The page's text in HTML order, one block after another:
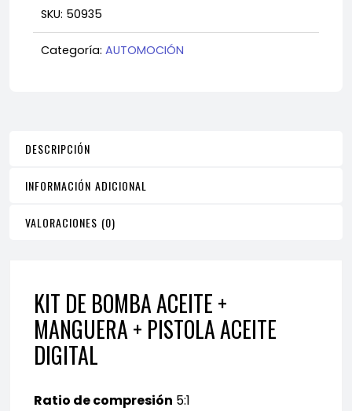
MANGUERA
SKU: 50935
Categoría: AUTOMOCIÓN
DESCRIPCIÓN
INFORMACIÓN ADICIONAL
VALORACIONES (0)
KIT DE BOMBA ACEITE +
MANGUERA + PISTOLA ACEITE
DIGITAL
Ratio de compresión 5:1